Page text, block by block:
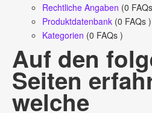
Rechtliche Angaben (0
Produktdatenbank (0 FAQs )
Kategorien (0 FAQs )
Auf den
Seiten
welche